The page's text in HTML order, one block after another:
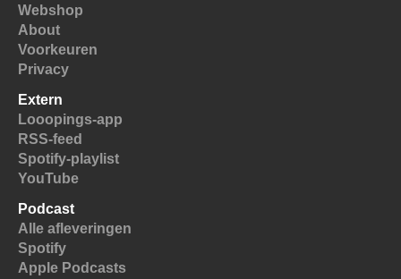
Webshop
About
Voorkeuren
Privacy
Extern
Looopings-app
RSS-feed
Spotify-playlist
YouTube
Podcast
Alle afleveringen
Spotify
Apple Podcasts